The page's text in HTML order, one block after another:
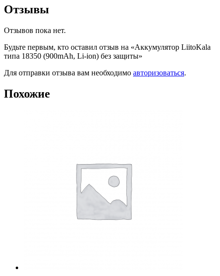
Отзывы
Отзывов пока нет.
Будьте первым, кто оставил отзыв на «Аккумулятор LiitoKala
типа 18350 (900mAh, Li-ion) без защиты»
Для отправки отзыва вам необходимо авторизоваться.
Похожие